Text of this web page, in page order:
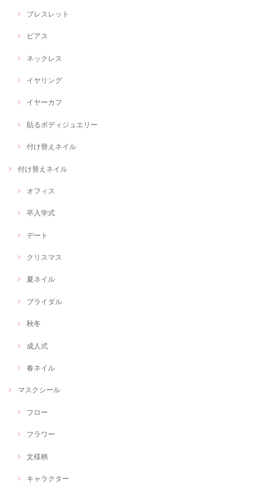
ブレスレット
ピアス
ネックレス
イヤリング
イヤーカフ
貼るボディジュエリー
付け替えネイル
付け替えネイル
オフィス
卒入学式
デート
クリスマス
夏ネイル
ブライダル
秋冬
成人式
春ネイル
マスクシール
フロー
フラワー
文様柄
キャラクター